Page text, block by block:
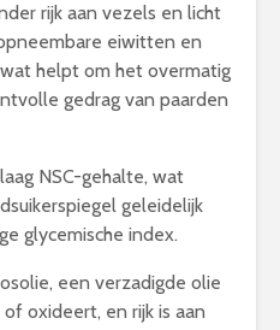
rijk aan vezels en licht
eiwitten en
helpt om het overmatig
gedrag van paarden
NSC-gehalte, wat
geleidelijk
glycemische index.
een verzadigde olie
oxideert, en rijk is aan